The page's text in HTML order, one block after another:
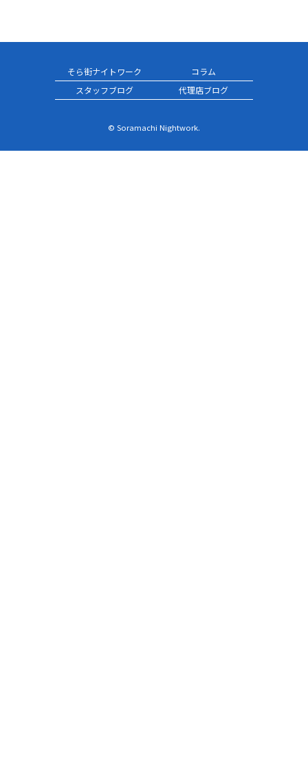
そら街ナイトワーク
コラム
スタッフブログ
代理店ブログ
© Soramachi Nightwork.